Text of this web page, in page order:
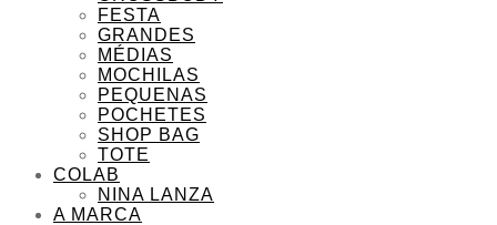
FESTA
GRANDES
MÉDIAS
MOCHILAS
PEQUENAS
POCHETES
SHOP BAG
TOTE
COLAB
NINA LANZA
A MARCA